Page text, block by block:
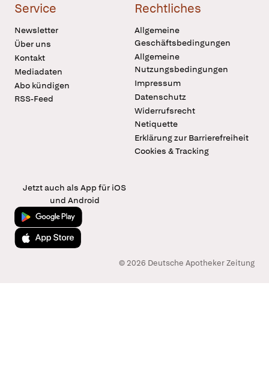
Service
Newsletter
Über uns
Kontakt
Mediadaten
Abo kündigen
RSS-Feed
Rechtliches
Allgemeine
Geschäftsbedingungen
Allgemeine
Nutzungsbedingungen
Impressum
Datenschutz
Widerrufsrecht
Netiquette
Erklärung zur Barrierefreiheit
Cookies & Tracking
Jetzt auch als App für iOS
und Android
Jetzt bei Google Play
Laden im App Store
© 2026 Deutsche Apotheker Zeitung